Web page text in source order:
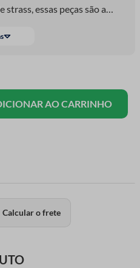
essas peças são a
AO CARRINHO
Calcular o frete